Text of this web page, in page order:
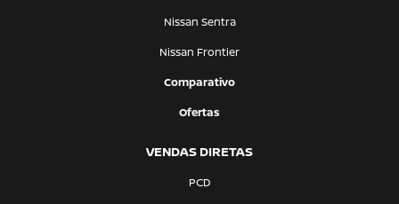
Nissan Sentra
Nissan Frontier
Comparativo
Ofertas
VENDAS DIRETAS
PCD